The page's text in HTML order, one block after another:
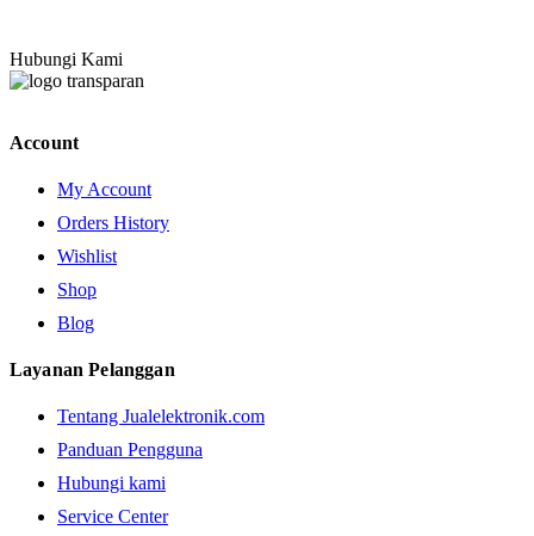
Hubungi Kami
Account
My Account
Orders History
Wishlist
Shop
Blog
Layanan Pelanggan
Tentang Jualelektronik.com
Panduan Pengguna
Hubungi kami
Service Center